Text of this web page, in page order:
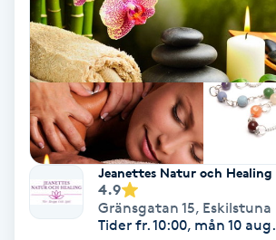
Färgning
Föning
Gel naglar
Gelenaglar
Jeanettes Natur och Healing
4.9
Gränsgatan 15, Eskilstuna
Tider fr. 10:00, mån 10 aug.